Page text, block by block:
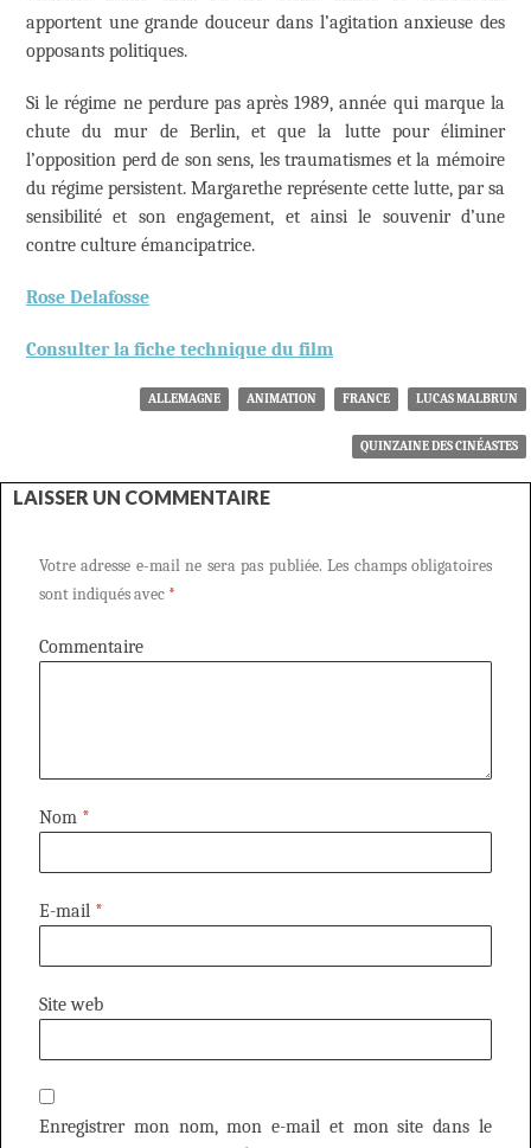
apportent une grande douceur dans l’agitation anxieuse des
opposants politiques.
Si le régime ne perdure pas après 1989, année qui marque la
chute du mur de Berlin, et que la lutte pour éliminer
l’opposition perd de son sens, les traumatismes et la mémoire
du régime persistent. Margarethe représente cette lutte, par sa
sensibilité et son engagement, et ainsi le souvenir d’une
contre culture émancipatrice.
Rose Delafosse
Consulter la fiche technique du film
ALLEMAGNE ANIMATION FRANCE LUCAS MALBRUN
QUINZAINE DES CINÉASTES
LAISSER UN COMMENTAIRE
Votre adresse e-mail ne sera pas publiée. Les champs obligatoires
sont indiqués avec *
Commentaire
Nom *
E-mail *
Site web
Enregistrer mon nom, mon e-mail et mon site dans le